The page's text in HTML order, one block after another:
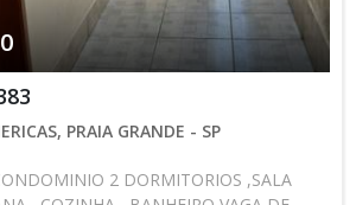
PRAIA GRANDE - SP
2 DORMITORIOS ,SALA